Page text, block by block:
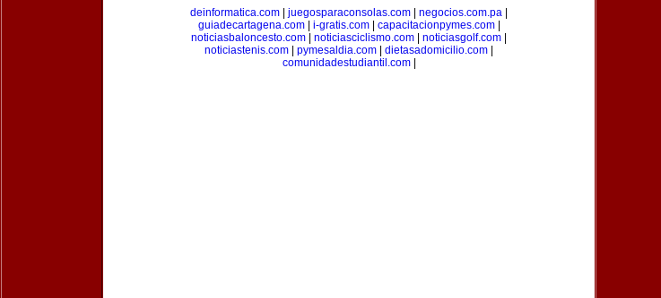
deinformatica.com
juegosparaconsolas.com negocios.com.pa
guiadecartagena.com| i-gratis.com| capacitacionpymes.com|
noticiasbaloncesto.com
noticiasciclismo.com noticiasgolf.com
noticiastenis.com
pymesaldia.com dietasadomicilio.com
comunidadestudiantil.com|